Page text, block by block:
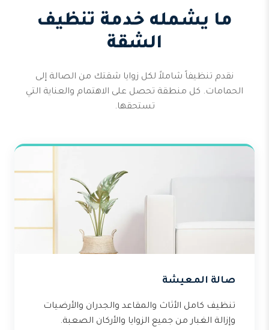
ما يشمله خدمة تنظيف
الشقة
نقدم تنظيفاً شاملاً لكل زوايا شقتك من الصالة إلى
الحمامات. كل منطقة تحصل على الاهتمام والعناية التي
تستحقها.
صالة المعيشة
تنظيف كامل الأثاث والمقاعد والجدران والأرضيات
وإزالة الغبار من جميع الزوايا والأركان الصعبة.